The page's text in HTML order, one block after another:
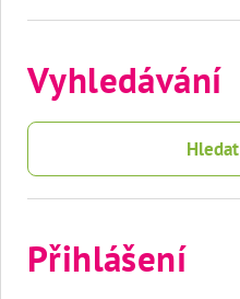
Vyhledávání
Hledat
Přihlášení